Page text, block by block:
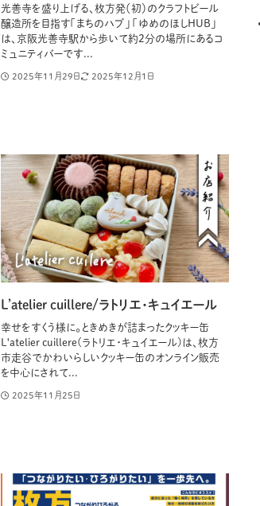
光善寺を盛り上げる、枚方発（初）のクラフトビール
醸造所を目指す「まちのハブ」 「ゆめのほしHUB」
は、京阪光善寺駅から歩いて約2分の場所にあるコ
ミュニティバーです...
2025年11月29日 2025年12月1日
L’atelier cuillere/ラトリエ・キュイエール
幸せをすくう様に。ときめきが詰まったクッキー缶
L'atelier cuillere(ラトリエ・キュイエール)は、枚方
市走谷でかわいらしいクッキー缶のオンライン販売
を中心にされて...
2025年11月25日